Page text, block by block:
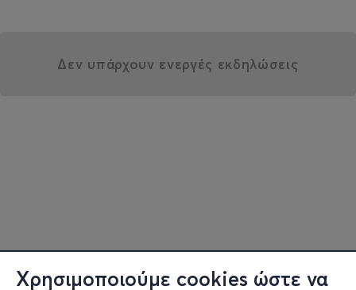
Χρησιμοποιούμε cookies ώστε να
Δεν υπάρχουν ενεργές εκδηλώσεις